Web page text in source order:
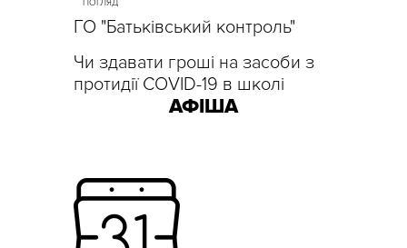
ПОГЛЯД
ГО "Батьківський контроль"
Чи здавати гроші на засоби з
протидії COVID-19 в школі
АФІША